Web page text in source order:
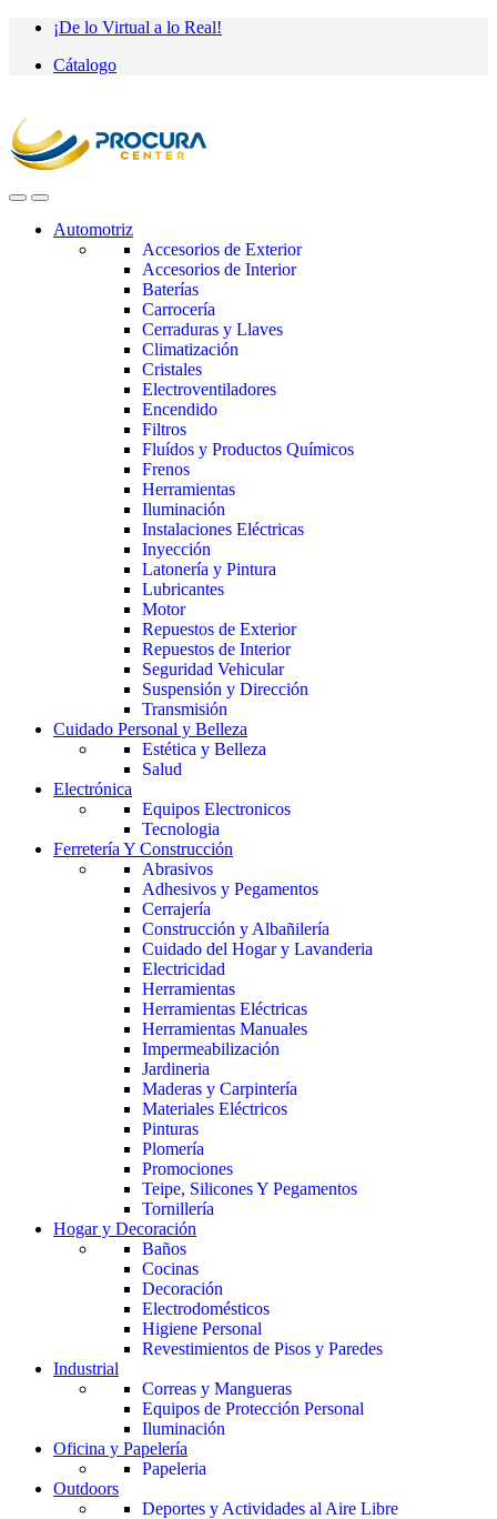
Saltar
navegación
saltar
contenido
¡De lo Virtual a lo Real!
Cátalogo
Automotriz
Accesorios de Exterior
Accesorios de Interior
Baterías
Carrocería
Cerraduras y Llaves
Climatización
Cristales
Electroventiladores
Encendido
Filtros
Fluídos y Productos Químicos
Frenos
Herramientas
Iluminación
Instalaciones Eléctricas
Inyección
Latonería y Pintura
Lubricantes
Motor
Repuestos de Exterior
Repuestos de Interior
Seguridad Vehicular
Suspensión y Dirección
Transmisión
Cuidado Personal y Belleza
Estética y Belleza
Salud
Electrónica
Equipos Electronicos
Tecnologia
Ferretería Y Construcción
Abrasivos
Adhesivos y Pegamentos
Cerrajería
Construcción y Albañilería
Cuidado del Hogar y Lavanderia
Electricidad
Herramientas
Herramientas Eléctricas
Herramientas Manuales
Impermeabilización
Jardineria
Maderas y Carpintería
Materiales Eléctricos
Pinturas
Plomería
Promociones
Teipe, Silicones Y Pegamentos
Tornillería
Hogar y Decoración
Baños
Cocinas
Decoración
Electrodomésticos
Higiene Personal
Revestimientos de Pisos y Paredes
Industrial
Correas y Mangueras
Equipos de Protección Personal
Iluminación
Oficina y Papelería
Papeleria
Outdoors
Deportes y Actividades al Aire Libre